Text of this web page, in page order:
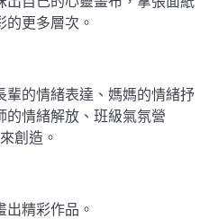
的更多層次。
輩的情緒表達、媽媽的情緒抒
的情緒解放、班級氣氛營
創造。
出精彩作品。